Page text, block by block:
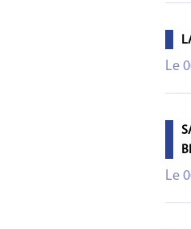
Le
Le